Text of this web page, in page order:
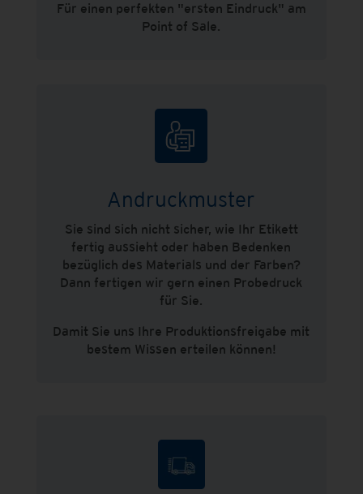
Für einen perfekten "ersten Eindruck" am
Point of Sale.
Andruckmuster
Sie sind sich nicht sicher, wie Ihr Etikett
fertig aussieht oder haben Bedenken
bezüglich des Materials und der Farben?
Dann fertigen wir gern einen Probedruck
für Sie.
Damit Sie uns Ihre Produktionsfreigabe mit
bestem Wissen erteilen können!